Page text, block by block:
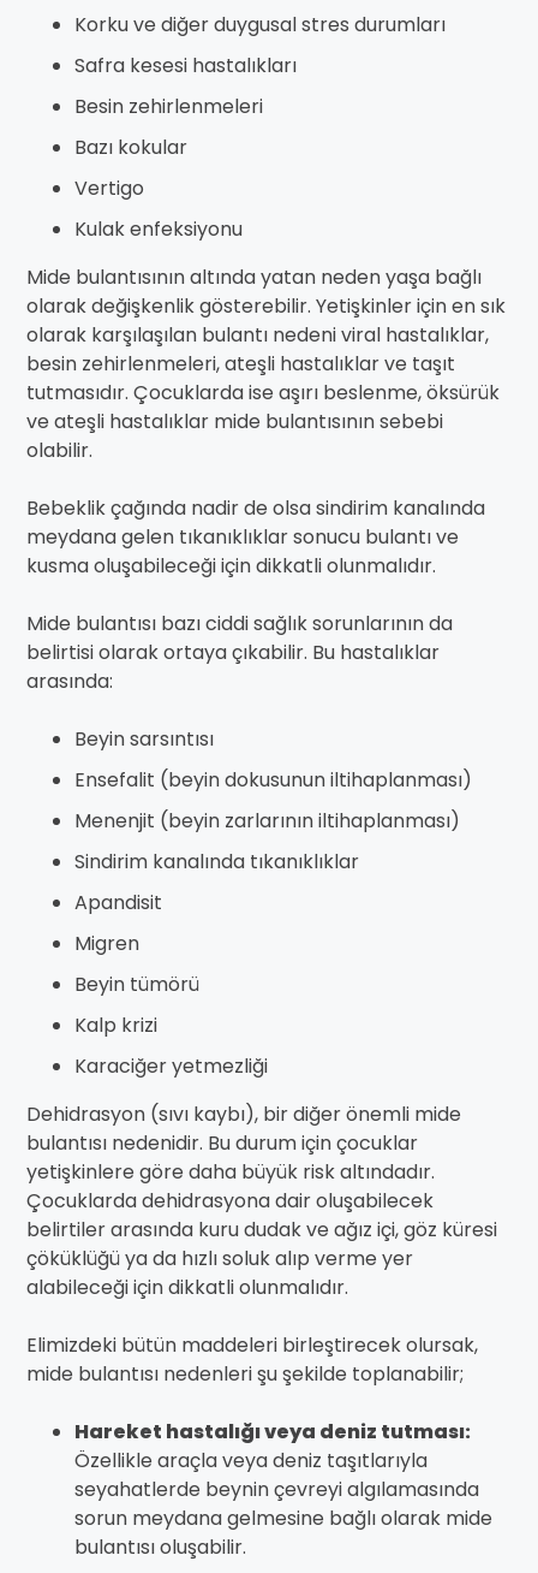
Korku ve diğer duygusal stres durumları
Safra kesesi hastalıkları
Besin zehirlenmeleri
Bazı kokular
Vertigo
Kulak enfeksiyonu
Mide bulantısının altında yatan neden yaşa bağlı
olarak değişkenlik gösterebilir. Yetişkinler için en sık
olarak karşılaşılan bulantı nedeni viral hastalıklar,
besin zehirlenmeleri, ateşli hastalıklar ve taşıt
tutmasıdır. Çocuklarda ise aşırı beslenme, öksürük
ve ateşli hastalıklar mide bulantısının sebebi
olabilir.
Bebeklik çağında nadir de olsa sindirim kanalında
meydana gelen tıkanıklıklar sonucu bulantı ve
kusma oluşabileceği için dikkatli olunmalıdır.
Mide bulantısı bazı ciddi sağlık sorunlarının da
belirtisi olarak ortaya çıkabilir. Bu hastalıklar
arasında:
Beyin sarsıntısı
Ensefalit (beyin dokusunun iltihaplanması)
Menenjit (beyin zarlarının iltihaplanması)
Sindirim kanalında tıkanıklıklar
Apandisit
Migren
Beyin tümörü
Kalp krizi
Karaciğer yetmezliği
Dehidrasyon (sıvı kaybı), bir diğer önemli mide
bulantısı nedenidir. Bu durum için çocuklar
yetişkinlere göre daha büyük risk altındadır.
Çocuklarda dehidrasyona dair oluşabilecek
belirtiler arasında kuru dudak ve ağız içi, göz küresi
çöküklüğü ya da hızlı soluk alıp verme yer
alabileceği için dikkatli olunmalıdır.
Elimizdeki bütün maddeleri birleştirecek olursak,
mide bulantısı nedenleri şu şekilde toplanabilir;
Hareket hastalığı veya deniz tutması:
Özellikle araçla veya deniz taşıtlarıyla
seyahatlerde beynin çevreyi algılamasında
sorun meydana gelmesine bağlı olarak mide
bulantısı oluşabilir.